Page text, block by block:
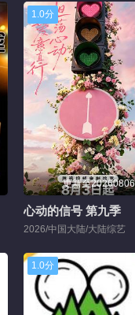
1.0分
更新至
心动的信号 第九季
2026/中国大陆/大陆综艺
1.0分